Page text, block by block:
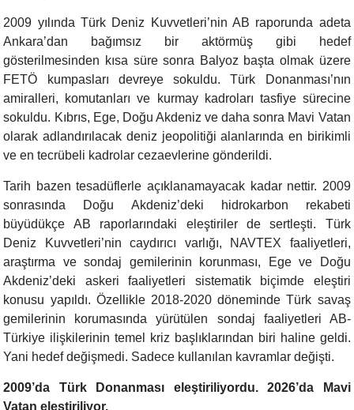
2009 yılında Türk Deniz Kuvvetleri’nin AB raporunda adeta
Ankara’dan bağımsız bir aktörmüş gibi hedef
gösterilmesinden kısa süre sonra Balyoz başta olmak üzere
FETÖ kumpasları devreye sokuldu. Türk Donanması’nın
amiralleri, komutanları ve kurmay kadroları tasfiye sürecine
sokuldu. Kıbrıs, Ege, Doğu Akdeniz ve daha sonra Mavi Vatan
olarak adlandırılacak deniz jeopolitiği alanlarında en birikimli
ve en tecrübeli kadrolar cezaevlerine gönderildi.
Tarih bazen tesadüflerle açıklanamayacak kadar nettir. 2009
sonrasında Doğu Akdeniz’deki hidrokarbon rekabeti
büyüdükçe AB raporlarındaki eleştiriler de sertleşti. Türk
Deniz Kuvvetleri’nin caydırıcı varlığı, NAVTEX faaliyetleri,
araştırma ve sondaj gemilerinin korunması, Ege ve Doğu
Akdeniz’deki askeri faaliyetleri sistematik biçimde eleştiri
konusu yapıldı. Özellikle 2018-2020 döneminde Türk savaş
gemilerinin korumasında yürütülen sondaj faaliyetleri AB-
Türkiye ilişkilerinin temel kriz başlıklarından biri haline geldi.
Yani hedef değişmedi. Sadece kullanılan kavramlar değişti.
2009’da Türk Donanması eleştiriliyordu. 2026’da Mavi
Vatan eleştiriliyor.